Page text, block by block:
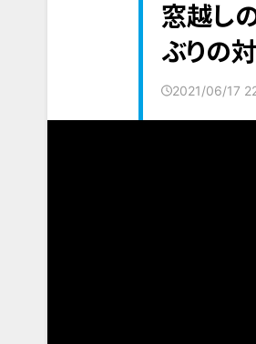
窓越し
ぶりの
2021/06/17